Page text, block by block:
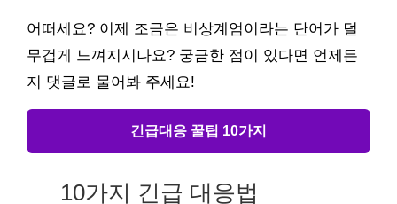
어떠세요? 이제 조금은 비상계엄이라는 단어가 덜
무겁게 느껴지시나요? 궁금한 점이 있다면 언제든
지 댓글로 물어봐 주세요!
긴급대응 꿀팁 10가지
10가지 긴급 대응법